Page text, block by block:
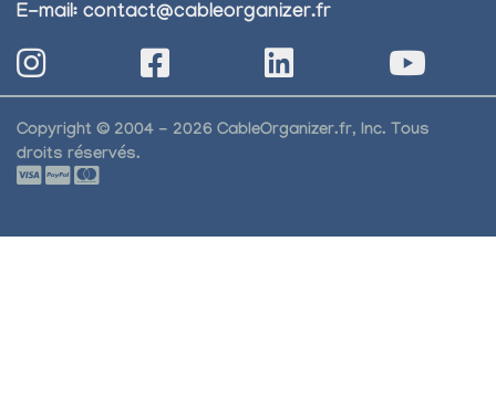
E-mail: contact@cableorganizer.fr
Copyright © 2004 - 2026 CableOrganizer.fr, Inc. Tous
droits réservés.